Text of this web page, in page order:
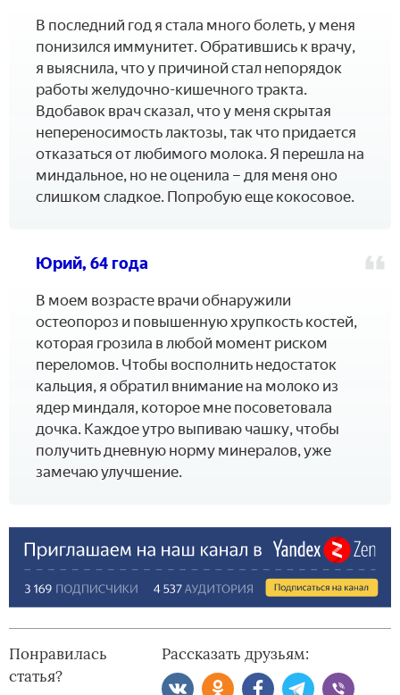
В последний год я стала много болеть, у меня
понизился иммунитет. Обратившись к врачу,
я выяснила, что у причиной стал непорядок
работы желудочно-кишечного тракта.
Вдобавок врач сказал, что у меня скрытая
непереносимость лактозы, так что придается
отказаться от любимого молока. Я перешла на
миндальное, но не оценила – для меня оно
слишком сладкое. Попробую еще кокосовое.
Юрий, 64 года
В моем возрасте врачи обнаружили
остеопороз и повышенную хрупкость костей,
которая грозила в любой момент риском
переломов. Чтобы восполнить недостаток
кальция, я обратил внимание на молоко из
ядер миндаля, которое мне посоветовала
дочка. Каждое утро выпиваю чашку, чтобы
получить дневную норму минералов, уже
замечаю улучшение.
Понравилась
статья?
Рассказать друзьям: